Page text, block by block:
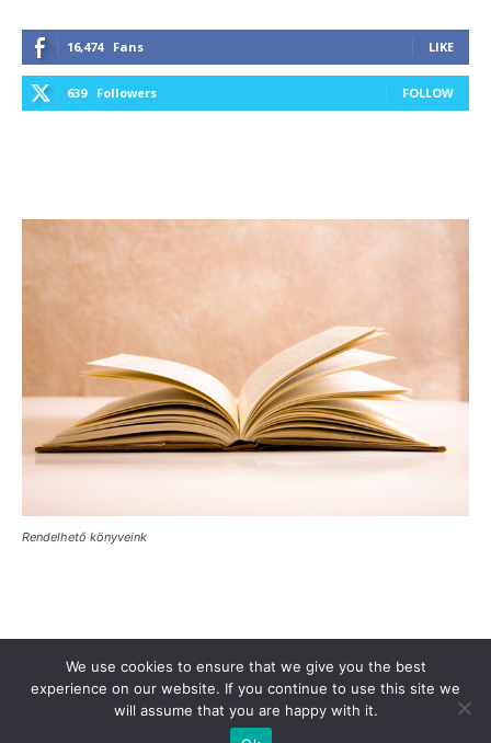
16,474 Fans LIKE
639 Followers FOLLOW
Rendelhető könyveink
Támogasd a Türkinfót! Kiadványaink
Médiaajánlat
Impresszum
Adatkezelési Tájékoztató ÁSZF
Alapítvány
Rólunk
Kapcsolat
We use cookies to ensure that we give you the best
experience on our website. If you continue to use this site we
will assume that you are happy with it.